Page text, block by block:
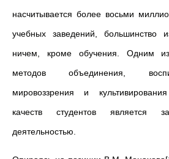
насчитывается более восьми
учебных заведений, большинство
ничем, кроме обучения. Одним
методов объединения,
мировоззрения и
качеств студентов является
деятельностью.